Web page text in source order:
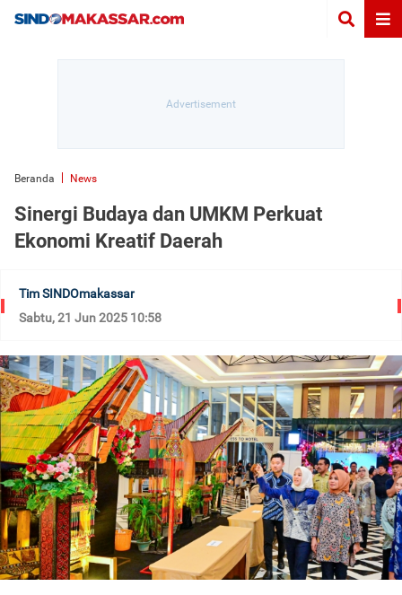
Beranda News
Sinergi Budaya dan UMKM Perkuat
Ekonomi Kreatif Daerah
Tim SINDOmakassar
Sabtu, 21 Jun 2025 10:58